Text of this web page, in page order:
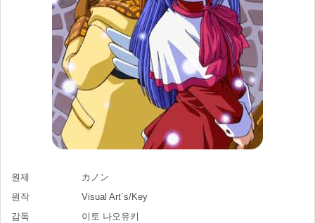
원제
カノン
원작
Visual Art`s/Key
감독
이토 나오유키